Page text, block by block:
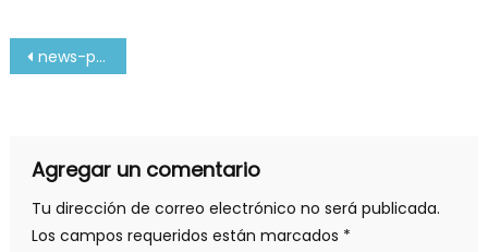
Navegación
news-portal-magazine-banner
Agregar un comentario
Tu dirección de correo electrónico no será publicada.
Los campos requeridos están marcados *